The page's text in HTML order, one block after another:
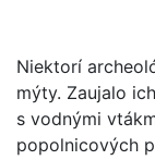
Niektorí
mýty. Zaujalo
s vodnými
popolnicových